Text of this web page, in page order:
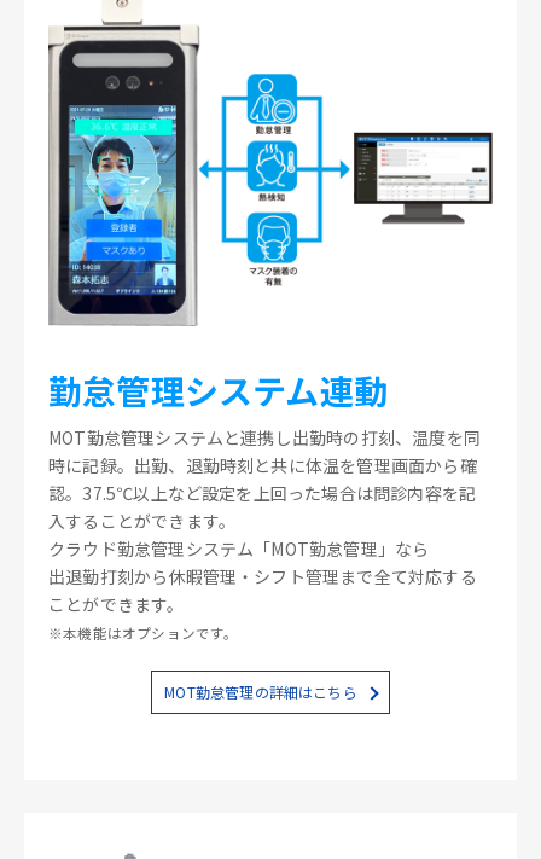
勤怠管理システム連動
MOT勤怠管理システムと連携し出勤時の打刻、温度を同
時に記録。出勤、退勤時刻と共に体温を管理画面から確
認。37.5℃以上など設定を上回った場合は問診内容を記
入することができます。
クラウド勤怠管理システム「MOT勤怠管理」なら
出退勤打刻から休暇管理・シフト管理まで全て対応する
ことができます。
※本機能はオプションです。
MOT勤怠管理の詳細はこちら